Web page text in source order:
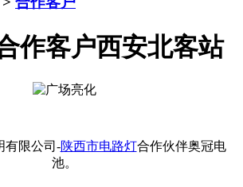
作客户西安北客站
有限公司-陕西市电路灯合作伙伴奥冠电
池。